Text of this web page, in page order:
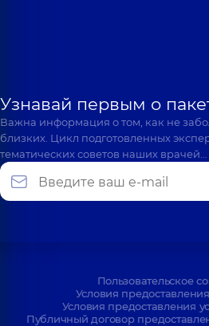
Узнавай первым о
Важна информация о том, как не
близких. Цикл подготовленных
тематических советов наших врачей…
Пользовательское
Условия
Условия предоставления
Публичный договор